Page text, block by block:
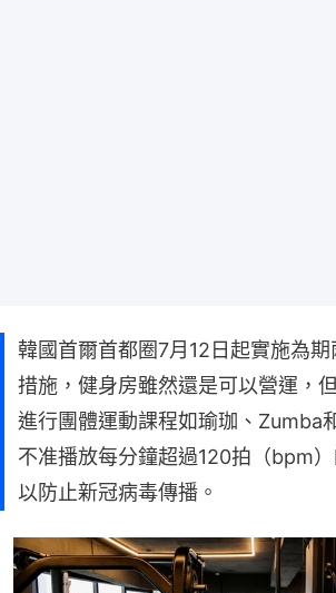
韓國首爾首都圈7月12日起實施為
措施，健身房雖然還是可以營運，
進行團體運動課程如瑜珈、Zumba
不准播放每分鐘超過120拍（bpm）
以防止新冠病毒傳播。